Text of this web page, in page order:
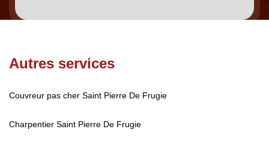
Autres services
Couvreur pas cher Saint Pierre De Frugie
Charpentier Saint Pierre De Frugie